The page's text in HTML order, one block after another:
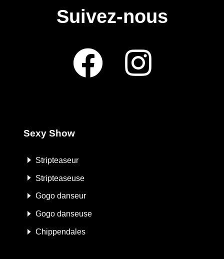
Suivez-nous
Sexy Show
Stripteaseur
Stripteaseuse
Gogo danseur
Gogo danseuse
Chippendales